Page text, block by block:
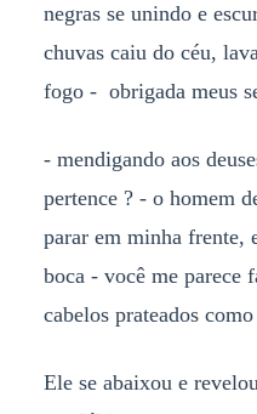
negras se unindo e
chuvas caiu do céu,
fogo - obrigada meus
- mendigando aos
pertence ? - o homem
parar em minha frente,
boca - você me parece
cabelos prateados
Ele se abaixou e